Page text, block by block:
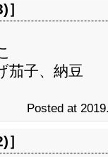
］
茄子、納豆
Posted at
］